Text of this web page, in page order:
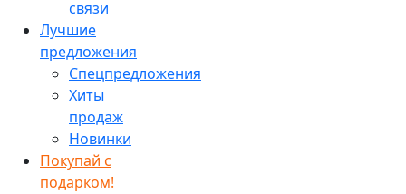
связи
Лучшие
предложения
Спецпредложения
Хиты
продаж
Новинки
Покупай с
подарком!